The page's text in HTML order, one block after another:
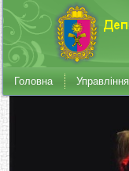
Головна Управління